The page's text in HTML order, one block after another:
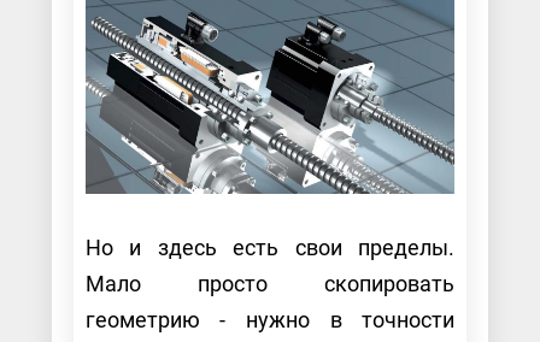
Но и здесь есть свои пределы.
Мало просто скопировать
геометрию - нужно в точности